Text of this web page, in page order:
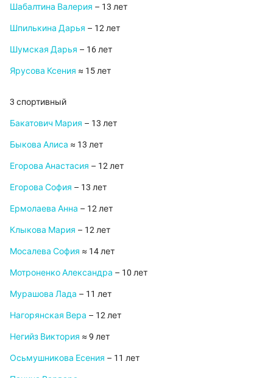
Шабалтина Валерия – 13 лет
Шпилькина Дарья – 12 лет
Шумская Дарья – 16 лет
Ярусова Ксения ≈ 15 лет
3 спортивный
Бакатович Мария – 13 лет
Быкова Алиса ≈ 13 лет
Егорова Анастасия – 12 лет
Егорова София – 13 лет
Ермолаева Анна – 12 лет
Клыкова Мария – 12 лет
Мосалева София ≈ 14 лет
Мотроненко Александра – 10 лет
Мурашова Лада – 11 лет
Нагорянская Вера – 12 лет
Негийз Виктория ≈ 9 лет
Осьмушникова Есения – 11 лет